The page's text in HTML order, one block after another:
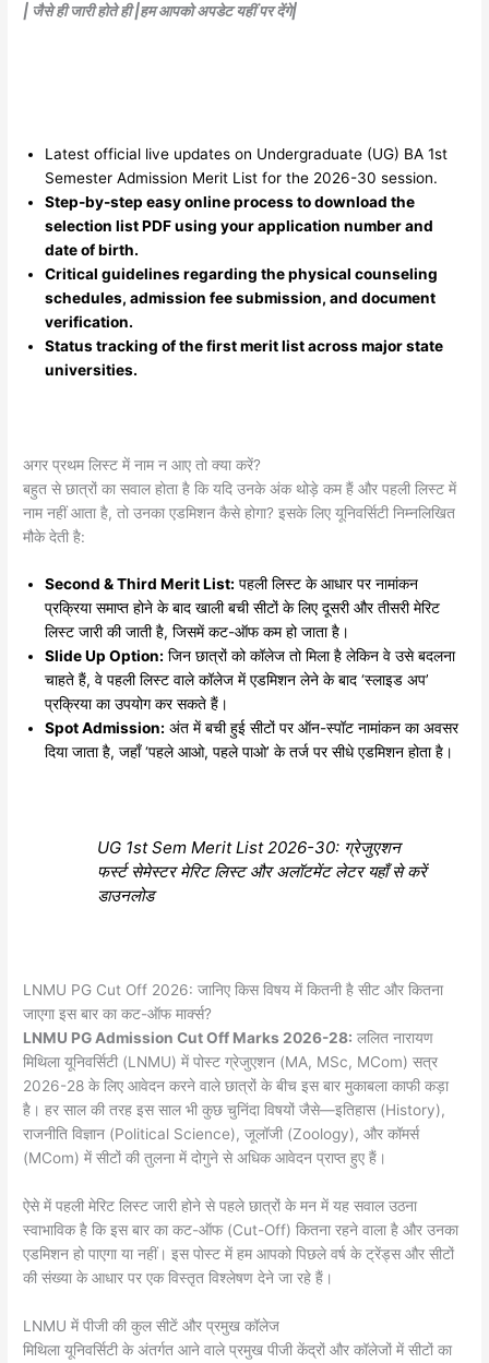
| जैसे ही जारी होते ही |हम आपको अपडेट यहीं पर देंगे|
​Latest official live updates on Undergraduate (UG) BA 1st
Semester Admission Merit List for the 2026-30 session.
​Step-by-step easy online process to download the
selection list PDF using your application number and
date of birth.
​Critical guidelines regarding the physical counseling
schedules, admission fee submission, and document
verification.
​Status tracking of the first merit list across major state
universities.
अगर प्रथम लिस्ट में नाम न आए तो क्या करें?
​बहुत से छात्रों का सवाल होता है कि यदि उनके अंक थोड़े कम हैं और पहली लिस्ट में
नाम नहीं आता है, तो उनका एडमिशन कैसे होगा? इसके लिए यूनिवर्सिटी निम्नलिखित
मौके देती है:
Second & Third Merit List: पहली लिस्ट के आधार पर नामांकन
प्रक्रिया समाप्त होने के बाद खाली बची सीटों के लिए दूसरी और तीसरी मेरिट
लिस्ट जारी की जाती है, जिसमें कट-ऑफ कम हो जाता है।
Slide Up Option: जिन छात्रों को कॉलेज तो मिला है लेकिन वे उसे बदलना
चाहते हैं, वे पहली लिस्ट वाले कॉलेज में एडमिशन लेने के बाद ‘स्लाइड अप’
प्रक्रिया का उपयोग कर सकते हैं।
Spot Admission: अंत में बची हुई सीटों पर ऑन-स्पॉट नामांकन का अवसर
दिया जाता है, जहाँ ‘पहले आओ, पहले पाओ’ के तर्ज पर सीधे एडमिशन होता है।
UG 1st Sem Merit List 2026-30: ग्रेजुएशन
फर्स्ट सेमेस्टर मेरिट लिस्ट और अलॉटमेंट लेटर यहाँ से करें
डाउनलोड
LNMU PG Cut Off 2026: जानिए किस विषय में कितनी है सीट और कितना
जाएगा इस बार का कट-ऑफ मार्क्स?
LNMU PG Admission Cut Off Marks 2026-28: ललित नारायण
मिथिला यूनिवर्सिटी (LNMU) में पोस्ट ग्रेजुएशन (MA, MSc, MCom) सत्र
2026-28 के लिए आवेदन करने वाले छात्रों के बीच इस बार मुकाबला काफी कड़ा
है। हर साल की तरह इस साल भी कुछ चुनिंदा विषयों जैसे—इतिहास (History),
राजनीति विज्ञान (Political Science), जूलॉजी (Zoology), और कॉमर्स
(MCom) में सीटों की तुलना में दोगुने से अधिक आवेदन प्राप्त हुए हैं।
​ऐसे में पहली मेरिट लिस्ट जारी होने से पहले छात्रों के मन में यह सवाल उठना
स्वाभाविक है कि इस बार का कट-ऑफ (Cut-Off) कितना रहने वाला है और उनका
एडमिशन हो पाएगा या नहीं। इस पोस्ट में हम आपको पिछले वर्ष के ट्रेंड्स और सीटों
की संख्या के आधार पर एक विस्तृत विश्लेषण देने जा रहे हैं।
​LNMU में पीजी की कुल सीटें और प्रमुख कॉलेज
​मिथिला यूनिवर्सिटी के अंतर्गत आने वाले प्रमुख पीजी केंद्रों और कॉलेजों में सीटों का